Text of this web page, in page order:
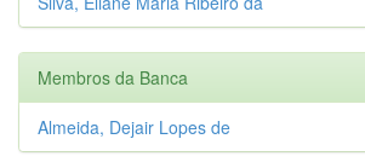
Membros da Banca
Almeida, Dejair Lopes de